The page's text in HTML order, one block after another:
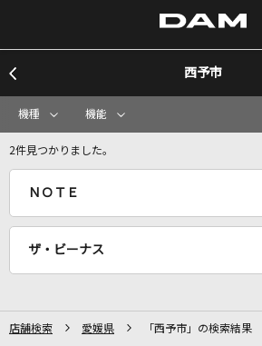
カラオケ検索
リアルタイムで歌われてい
西予市
機種 機能
2件見つかりました。
ＮＯＴＥ
ザ・ビーナス
店舗検索 愛媛県 「西予市」の検索結果